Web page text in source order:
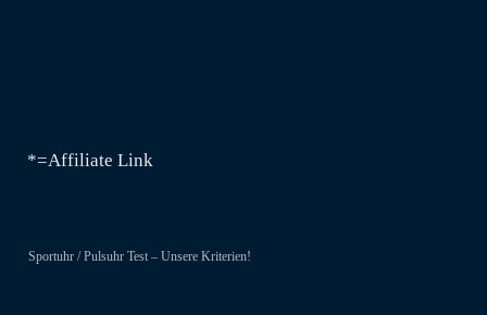
*=Affiliate Link
Sportuhr / Pulsuhr Test – Unsere Kriterien!